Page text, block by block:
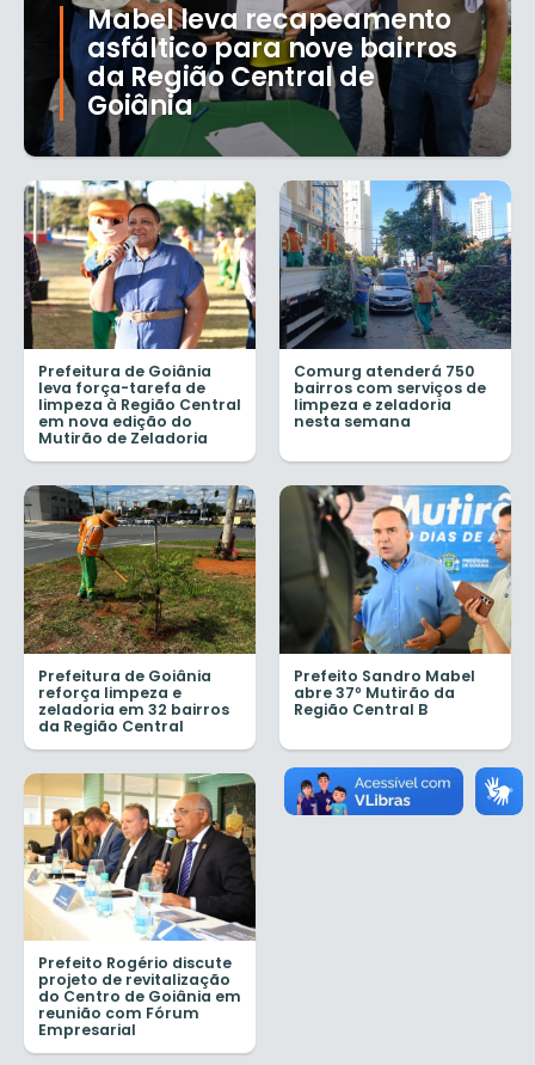
Mabel leva recapeamento
asfáltico para nove bairros
da Região Central de
Goiânia
Prefeitura de Goiânia
leva força-tarefa de
limpeza à Região Central
em nova edição do
Mutirão de Zeladoria
Comurg atenderá 750
bairros com serviços de
limpeza e zeladoria
nesta semana
Prefeitura de Goiânia
reforça limpeza e
zeladoria em 32 bairros
da Região Central
Prefeito Sandro Mabel
abre 37º Mutirão da
Região Central B
Prefeito Rogério discute
projeto de revitalização
do Centro de Goiânia em
reunião com Fórum
Empresarial